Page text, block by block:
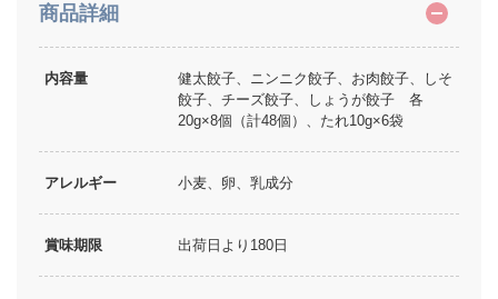
商品詳細
内容量
健太餃子、ニンニク餃子、お肉餃子、しそ
餃子、チーズ餃子、しょうが餃子 各
20g×8個（計48個）、たれ10g×6袋
アレルギー 小麦、卵、乳成分
賞味期限 出荷日より180日